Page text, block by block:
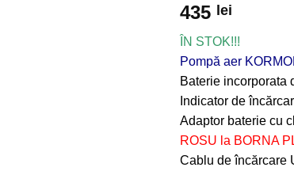
435 lei
ÎN STOK!!!
Pompă aer
Baterie incorporata
Indicator de
Adaptor baterie cu
ROSU la BORNA
Cablu de încărcare